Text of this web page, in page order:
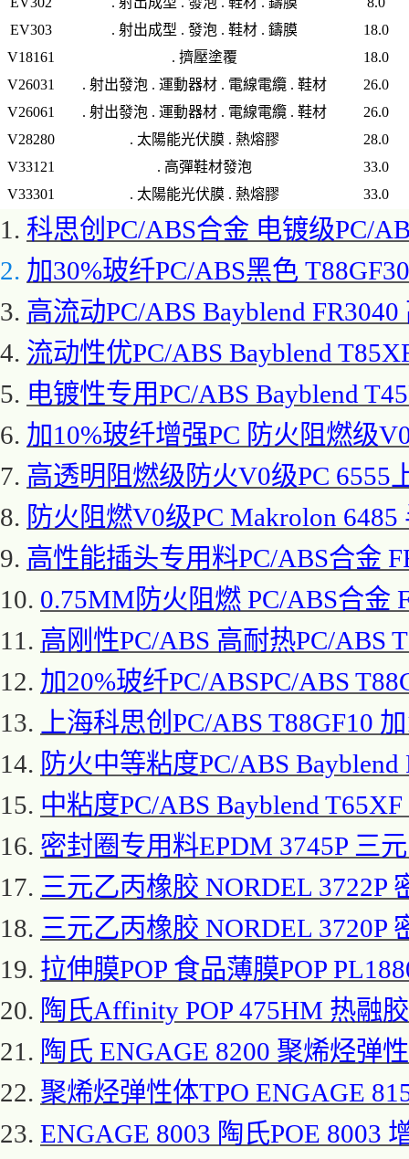
EV303
. 射出成型 . 發泡 . 鞋材 . 鑄膜
18.0
V18161
. 擠壓塗覆
18.0
V26031
. 射出發泡 . 運動器材 . 電線電纜 . 鞋材
26.0
V26061
. 射出發泡 . 運動器材 . 電線電纜 . 鞋材
26.0
V28280
. 太陽能光伏膜 . 熱熔膠
28.0
V33121
. 高彈鞋材發泡
33.0
V33301
. 太陽能光伏膜 . 熱熔膠 33.0
1. 科思创 PC/ABS合金 电镀级PC/
2. 加30%玻纤PC/ABS黑色
3. 高流动PC/ABS Bayblend
4. 流动性优PC/ABS Bayblend
5. 电镀性专用PC/ABS Bayblend
6. 加10%玻纤增强PC 防火阻燃级
7. 高透明阻燃级防火V0级PC 6555
8. 防火阻燃V0级PC Makrolon
9. 高性能插头专用料PC/ABS合金
10. 0.75MM防火阻燃 PC/ABS合金
11. 高刚性PC/ABS 高耐热PC/ABS
12. 加20%玻纤PC/ABSPC/ABS
13.
上海科思创 PC/ABS T88GF10
14. 防火中等粘度PC/ABS
15. 中粘度PC/ABS Bayblend
16. 密封圈专用料EPDM 3745P 三
17. 三元乙丙橡胶 NORDEL 3722P
18. 三元乙丙橡胶 NORDEL 3720P
19. 拉伸膜POP 食品薄膜POP
20. 陶氏Affinity POP 475HM 热融
21. 陶氏 ENGAGE 8200 聚烯烃弹
22. 聚烯烃弹性体TPO ENGAGE
23. ENGAGE 8003 陶氏POE 8003